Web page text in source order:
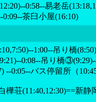
0:58--易老岳
0:09--茶臼小屋(16:10)
1:00--吊り橋
0:08--吊り橋
--0:05--バス停留所（
樺荘(11:40,12:30)==新